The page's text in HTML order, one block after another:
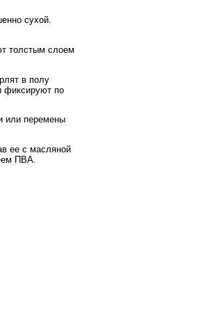
сухой.
толстым слоем
в полу
фиксируют по
или перемены
ее с масляной
ПВА.